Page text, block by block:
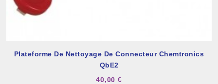
Plateforme De Nettoyage De Connecteur Chemtronics
QbE2
40,00 €